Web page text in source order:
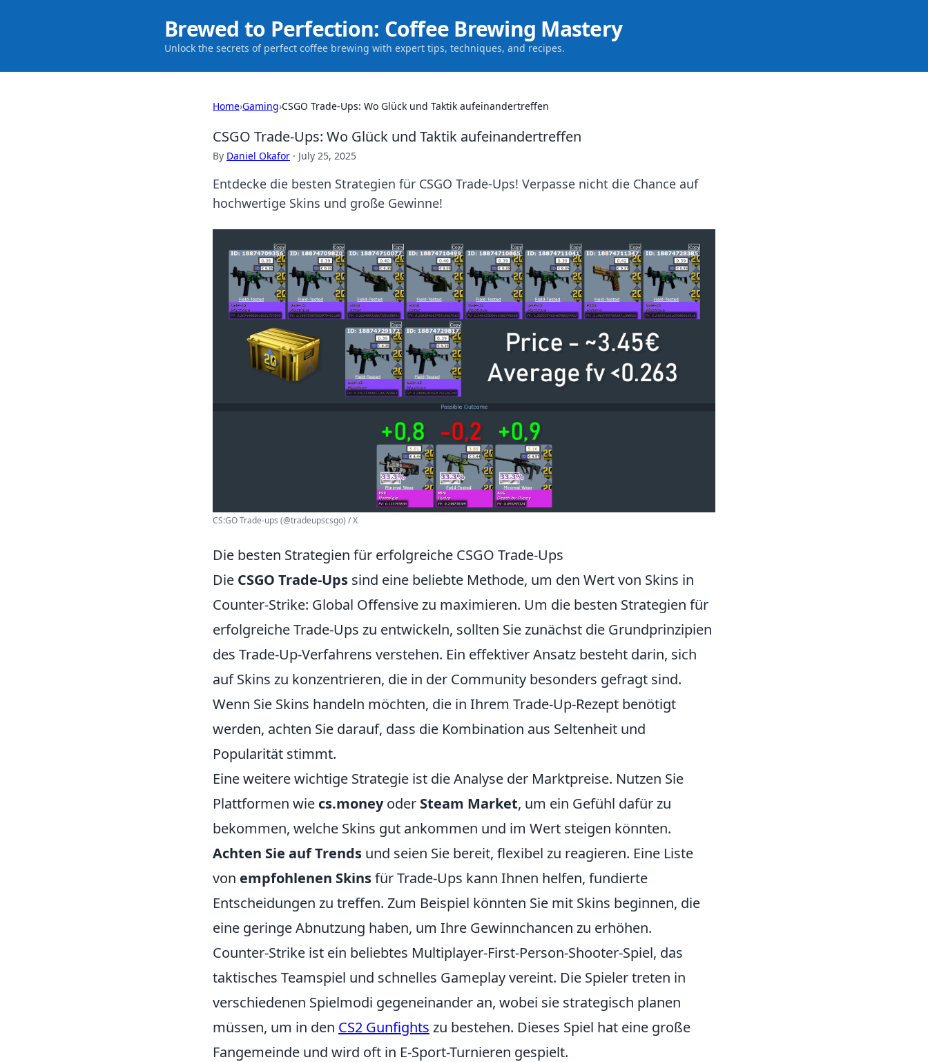
Brewed to Perfection: Coffee Brewing Mastery
Unlock the secrets of perfect coffee brewing with expert tips, techniques, and recipes.
Home›Gaming›CSGO Trade-Ups: Wo Glück und Taktik aufeinandertreffen
CSGO Trade-Ups: Wo Glück und Taktik aufeinandertreffen
By Daniel Okafor · July 25, 2025
Entdecke die besten Strategien für CSGO Trade-Ups! Verpasse nicht die Chance auf
hochwertige Skins und große Gewinne!
CS:GO Trade-ups (@tradeupscsgo) / X
Die besten Strategien für erfolgreiche CSGO Trade-Ups
Die CSGO Trade-Ups sind eine beliebte Methode, um den Wert von Skins in
Counter-Strike: Global Offensive zu maximieren. Um die besten Strategien für
erfolgreiche Trade-Ups zu entwickeln, sollten Sie zunächst die Grundprinzipien
des Trade-Up-Verfahrens verstehen. Ein effektiver Ansatz besteht darin, sich
auf Skins zu konzentrieren, die in der Community besonders gefragt sind.
Wenn Sie Skins handeln möchten, die in Ihrem Trade-Up-Rezept benötigt
werden, achten Sie darauf, dass die Kombination aus Seltenheit und
Popularität stimmt.
Eine weitere wichtige Strategie ist die Analyse der Marktpreise. Nutzen Sie
Plattformen wie cs.moneyoder Steam Market, um ein Gefühl dafür zu
bekommen, welche Skins gut ankommen und im Wert steigen könnten.
Achten Sie auf Trends und seien Sie bereit, flexibel zu reagieren. Eine Liste
von empfohlenen Skinsfür Trade-Ups kann Ihnen helfen, fundierte
Entscheidungen zu treffen. Zum Beispiel könnten Sie mit Skins beginnen, die
eine geringe Abnutzung haben, um Ihre Gewinnchancen zu erhöhen.
Counter-Strike ist ein beliebtes Multiplayer-First-Person-Shooter-Spiel, das
taktisches Teamspiel und schnelles Gameplay vereint. Die Spieler treten in
verschiedenen Spielmodi gegeneinander an, wobei sie strategisch planen
müssen, um in den CS2 Gunfights zu bestehen. Dieses Spiel hat eine große
Fangemeinde und wird oft in E-Sport-Turnieren gespielt.